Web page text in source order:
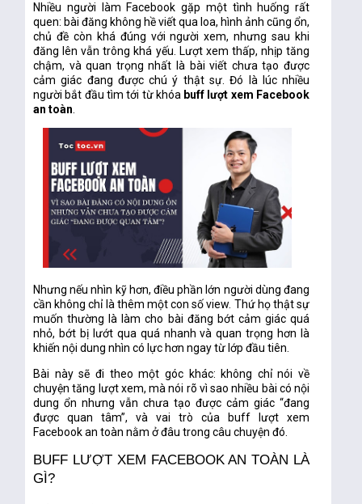
Nhiều người làm Facebook gặp một tình huống rất
quen: bài đăng không hề viết qua loa, hình ảnh cũng ổn,
chủ đề còn khá đúng với người xem, nhưng sau khi
đăng lên vẫn trông khá yếu. Lượt xem thấp, nhịp tăng
chậm, và quan trọng nhất là bài viết chưa tạo được
cảm giác đang được chú ý thật sự. Đó là lúc nhiều
người bắt đầu tìm tới từ khóa buff lượt xem Facebook
an toàn
Nhưng nếu nhìn kỹ hơn, điều phần lớn người dùng đang
cần không chỉ là thêm một con số view. Thứ họ thật sự
muốn thường là làm cho bài đăng bớt cảm giác quá
nhỏ, bớt bị lướt qua quá nhanh và quan trọng hơn là
khiến nội dung nhìn có lực hơn ngay từ lớp đầu tiên.
Bài này sẽ đi theo một góc khác: không chỉ nói về
chuyện tăng lượt xem, mà nói rõ vì sao nhiều bài có nội
dung ổn nhưng vẫn chưa tạo được cảm giác “đang
được quan tâm”, và vai trò của
buff lượt xem
Facebook an toàn nằm ở đâu trong câu chuyện đó.
BUFF LƯỢT XEM FACEBOOK AN TOÀN LÀ
GÌ?